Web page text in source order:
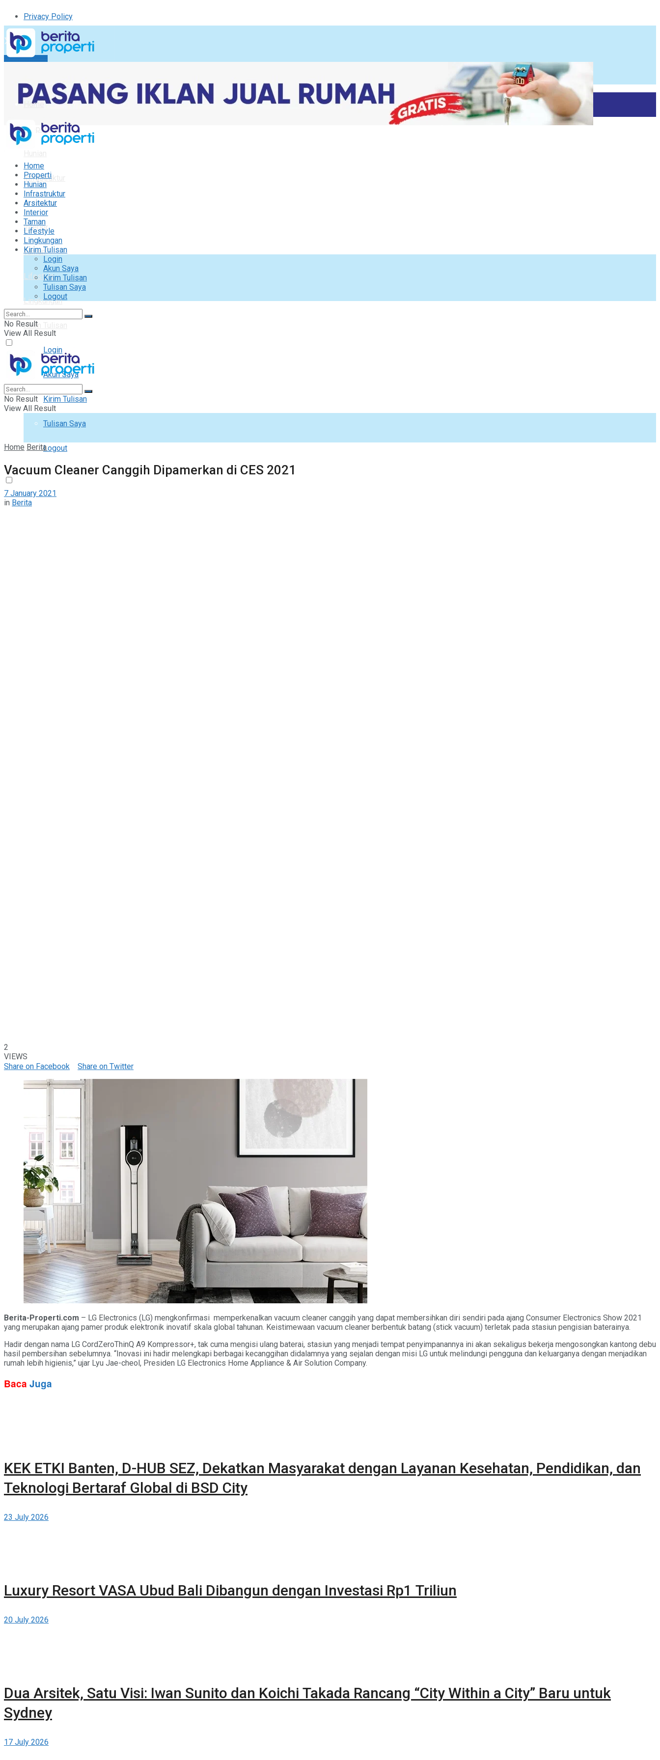
Privacy Policy
Kirim Tulisan
Logout
Home
Properti
Infrastruktur
Arsitektur
Interior
Taman
Lifestyle
Lingkungan
Kirim Tulisan
Login
Akun Saya
Kirim Tulisan
Tulisan Saya
Logout
Home
Properti
Hunian
Infrastruktur
Arsitektur
Interior
Taman
Lifestyle
Lingkungan
Kirim Tulisan
Login
Akun Saya
Kirim Tulisan
Tulisan Saya
Logout
No Result
View All Result
No Result
View All Result
Home Berita
Vacuum Cleaner Canggih Dipamerkan di CES 2021
7 January 2021
in Berita
2
VIEWS
Share on Facebook
Share on Twitter
Berita-Properti.com – LG Electronics (LG) mengkonfirmasi memperkenalkan vacuum cleaner canggih yang dapat membersihkan diri sendiri pada ajang Consumer Electronics Show 2021
yang merupakan ajang pamer produk elektronik inovatif skala global tahunan. Keistimewaan vacuum cleaner berbentuk batang (stick vacuum) terletak pada stasiun pengisian baterainya.
Hadir dengan nama LG CordZeroThinQ A9 Kompressor+, tak cuma mengisi ulang baterai, stasiun yang menjadi tempat penyimpanannya ini akan sekaligus bekerja mengosongkan kantong debu
hasil pembersihan sebelumnya. “Inovasi ini hadir melengkapi berbagai kecanggihan didalamnya yang sejalan dengan misi LG untuk melindungi pengguna dan keluarganya dengan menjadikan
rumah lebih higienis,” ujar Lyu Jae-cheol, Presiden LG Electronics Home Appliance & Air Solution Company.
Baca Juga
KEK ETKI Banten, D-HUB SEZ, Dekatkan Masyarakat dengan Layanan Kesehatan, Pendidikan, dan
Teknologi Bertaraf Global di BSD City
23 July 2026
Luxury Resort VASA Ubud Bali Dibangun dengan Investasi Rp1 Triliun
20 July 2026
Dua Arsitek, Satu Visi: Iwan Sunito dan Koichi Takada Rancang “City Within a City” Baru untuk
Sydney
17 July 2026